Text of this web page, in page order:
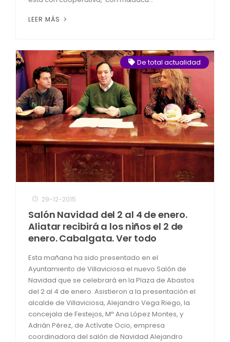
LEER MÁS
De total actualidad
29-12-2015
Salón Navidad del 2 al 4 de enero.
Aliatar recibirá a los niños el 2 de
enero. Cabalgata. Ver todo
Esta mañana ha sido presentado en el
Ayuntamiento de Villaviciosa el nuevo Salón de
Navidad que se celebrará en la Plaza de Abastos
del 2 al 4 de enero. Asistieron a la presentación el
alcalde de Villaviciosa, Alejandro Vega Riego, la
concejala de Festejos, Mª Ana López Montes, y
Adrián Pérez, de Actívate Ocio, empresa
coordinadora del salón de Navidad Alejandro